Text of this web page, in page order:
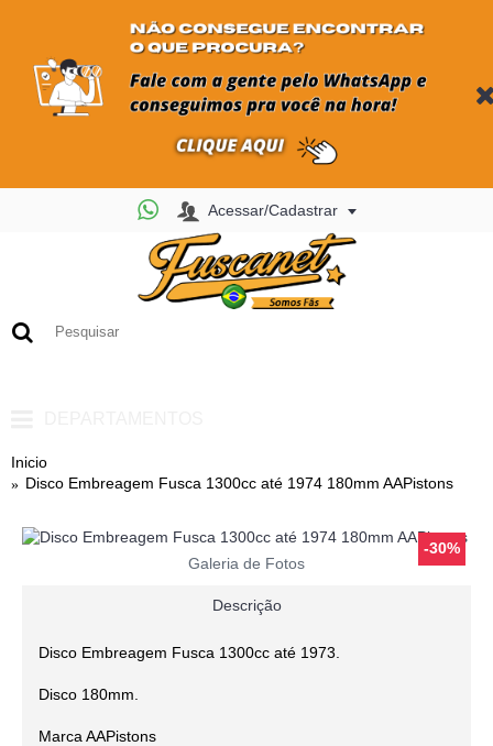
Acessar/Cadastrar
Inicio
Disco Embreagem Fusca 1300cc até 1974 180mm AAPistons
-30%
Galeria de Fotos
Descrição
Disco Embreagem Fusca 1300cc até 1973.
Disco 180mm.
Marca AAPistons